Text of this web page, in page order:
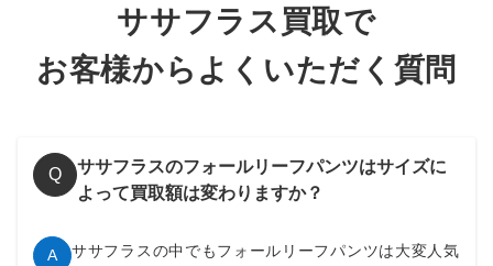
ササフラス買取で
お客様からよくいただく質問
Q
ササフラスのフォールリーフパンツはサイズに
よって買取額は変わりますか？
A
ササフラスの中でもフォールリーフパンツは大変人気